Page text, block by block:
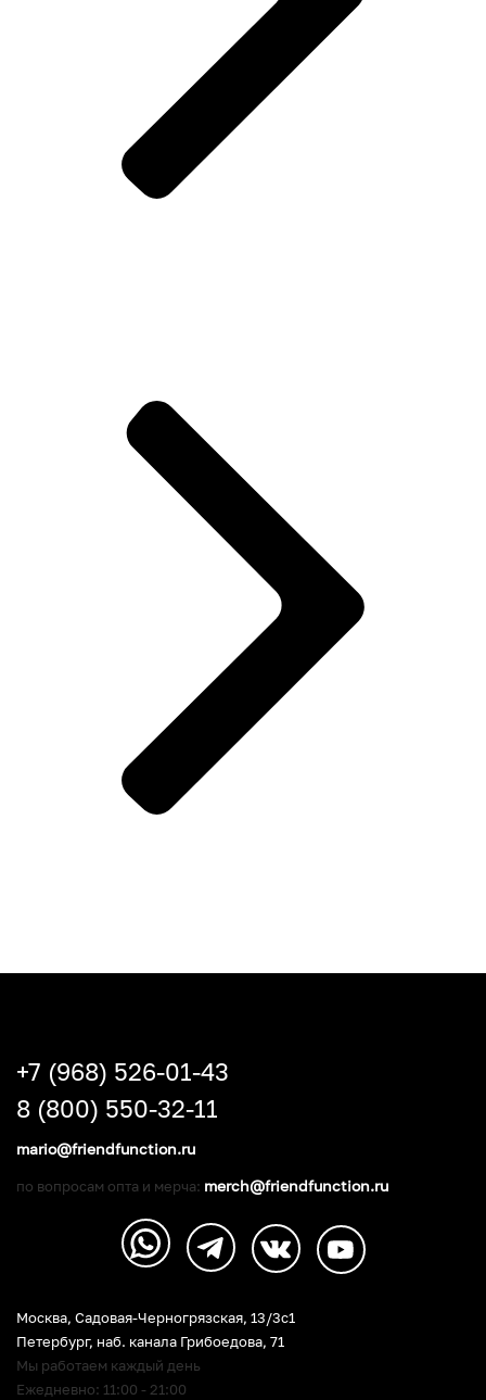
Москва, Садовая-Черногрязская, 13/3c1
Петербург, наб. канала Грибоедова, 71
Мы работаем каждый день
Ежедневно: 11:00 - 21:00
+7 (968) 526-01-43
8 (800) 550-32-11
mario@friendfunction.ru
по вопросам опта и мерча: merch@friendfunction.ru